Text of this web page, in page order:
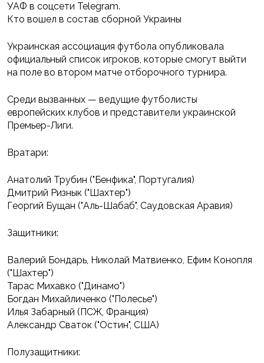
УАФ в соцсети Telegram.
Кто вошел в состав сборной Украины
Украинская ассоциация футбола опубликовала
официальный список игроков, которые смогут выйти
на поле во втором матче отборочного турнира.
Среди вызванных — ведущие футболисты
европейских клубов и представители украинской
Премьер-Лиги.
Вратари:
Анатолий Трубин ("Бенфика", Португалия)
Дмитрий Ризнык ("Шахтер")
Георгий Бущан ("Аль-Шабаб", Саудовская Аравия)
Защитники:
Валерий Бондарь, Николай Матвиенко, Ефим Конопля
("Шахтер")
Тарас Михавко ("Динамо")
Богдан Михайличенко ("Полесье")
Илья Забарный (ПСЖ, Франция)
Александр Сваток ("Остин", США)
Полузащитники: